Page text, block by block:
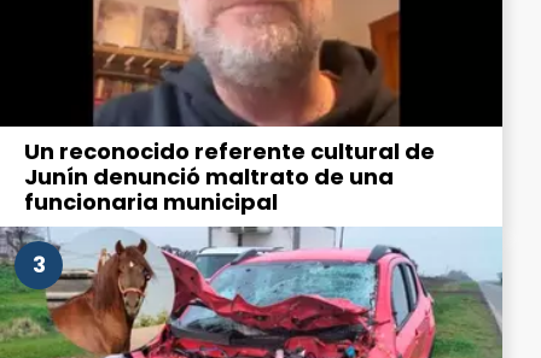
Un reconocido referente cultural de
Junín denunció maltrato de una
funcionaria municipal
3